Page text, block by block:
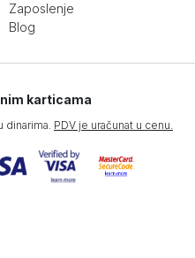
Zaposlenje
Blog
karticama
dinarima. PDV je uračunat u cenu.